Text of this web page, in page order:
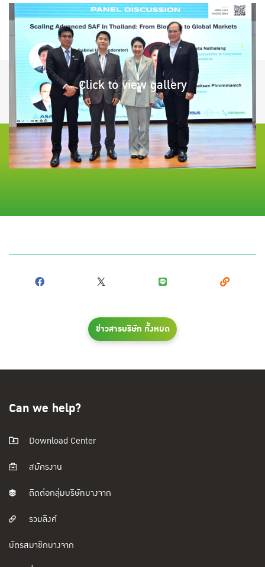
Click to view gallery
ข่าวสารบริษัท ทั้งหมด
Can we help?
Download Center
สมัครงาน
ติดต่อกลุ่มบริษัทบางจาก
รวมลิงค์
บัตรสมาชิกบางจาก